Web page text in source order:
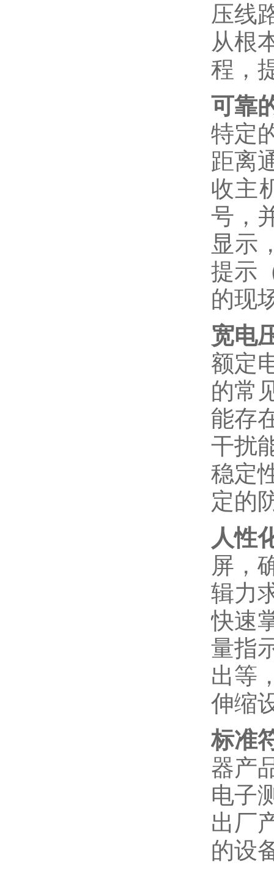
压线
从根
程，
可靠
特定
距离
收主
号，
显示
提示
的现
宽电
额定
的常
能存
干扰
稳定
定的
人性
屏，
辑力
快速
量指
出等
伸缩
标准
器产
电子
出厂
的设